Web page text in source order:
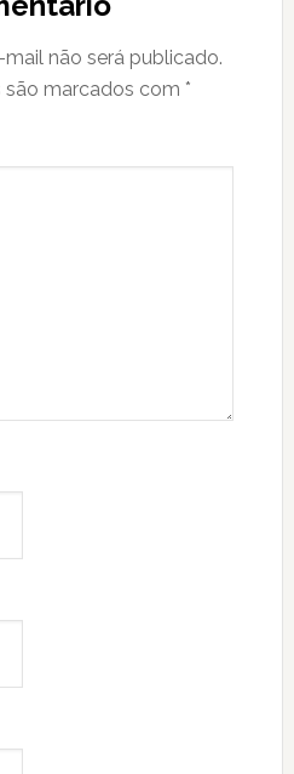
não será publicado.
marcados com *